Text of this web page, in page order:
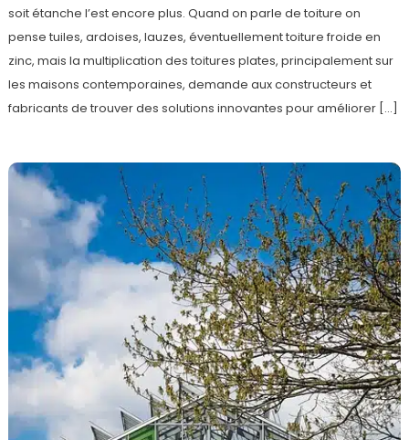
soit étanche l’est encore plus. Quand on parle de toiture on
pense tuiles, ardoises, lauzes, éventuellement toiture froide en
zinc, mais la multiplication des toitures plates, principalement sur
les maisons contemporaines, demande aux constructeurs et
fabricants de trouver des solutions innovantes pour améliorer […]